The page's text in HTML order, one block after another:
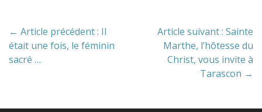
← Article précédent : Il
était une fois, le féminin
sacré …
Article suivant : Sainte
Marthe, l’hôtesse du
Christ, vous invite à
Tarascon →